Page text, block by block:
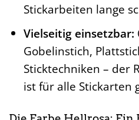
Stickarbeiten lange
Vielseitig einsetzbar:
Gobelinstich,
Sticktechniken – der
ist für alle Stickarten